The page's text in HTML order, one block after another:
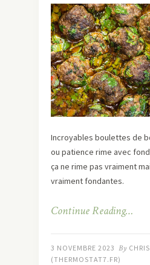
Incroyables boulettes de
ou patience rime avec
ça ne rime pas vraiment
vraiment fondantes.
Continue Reading…
3 NOVEMBRE 2023 By
(THERMOSTAT7.FR)